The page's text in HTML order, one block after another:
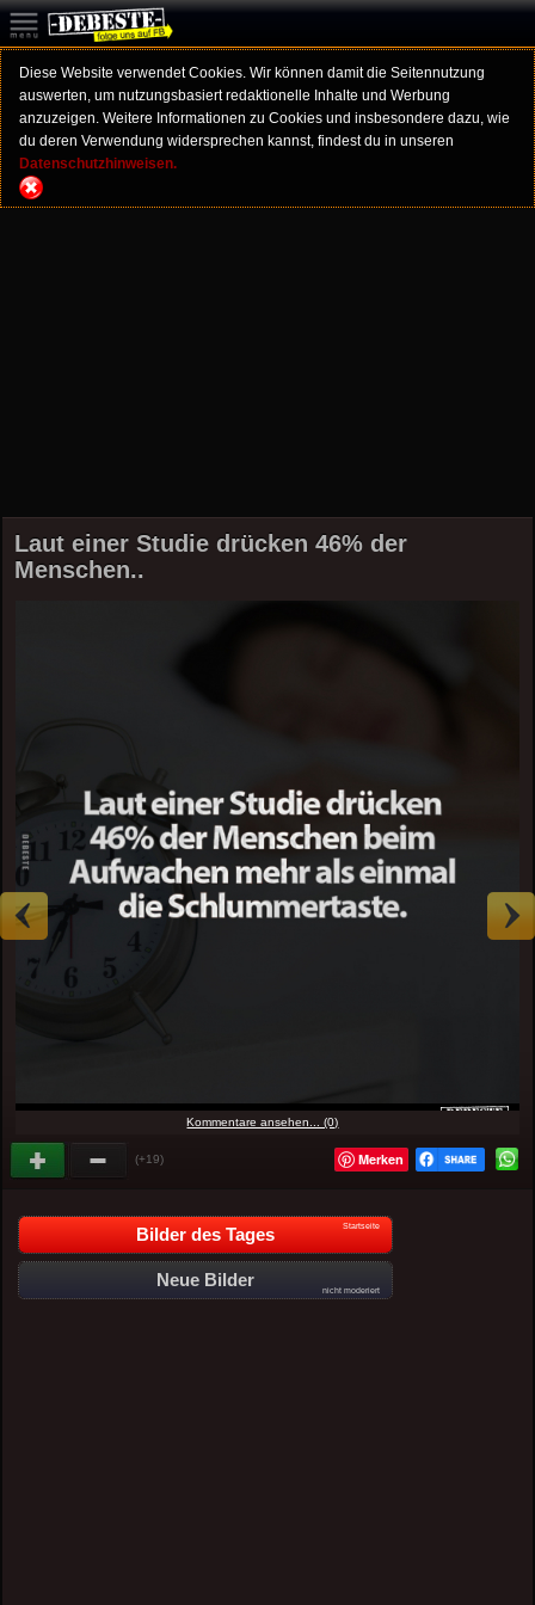
Diese Website verwendet Cookies. Wir können damit die Seitennutzung
auswerten, um nutzungsbasiert redaktionelle Inhalte und Werbung
anzuzeigen. Weitere Informationen zu Cookies und insbesondere dazu, wie
du deren Verwendung widersprechen kannst, findest du in unseren
Datenschutzhinweisen.
Laut einer Studie drücken 46% der
Menschen..
Kommentare ansehen... (0)
(+19) Merken
Bilder des Tages Startseite
Neue Bilder
nicht moderiert